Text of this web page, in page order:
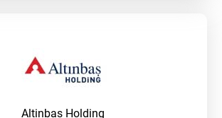
Altinbas Holding